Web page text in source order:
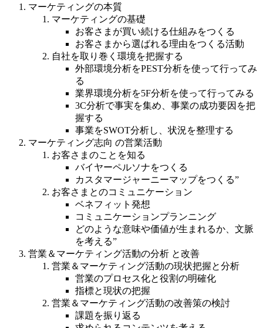
マーケティングの本質
マーケティングの基礎
お客さまが買い続ける仕組みをつくる
お客さまから選ばれる理由をつくる活動
自社を取り巻く環境を把握する
外部環境分析をPEST分析を使って行ってみ
る
業界環境分析を5F分析を使って行ってみる
3C分析で事実を集め、事業の成功要因を把
握する
事業をSWOT分析し、状況を整理する
マーケティング志向 の営業活動
お客さまのことを知る
バイヤーペルソナをつくる
カスタマージャーニーマップをつくる”
お客さまとのコミュニケーション
ベネフィット発想
コミュニケーションプランニング
どのような意味や価値が生まれるか、文脈
を考える”
営業＆マーケティング活動の分析 と改善
営業＆マーケティング活動の現状把握と分析
営業のプロセス化と役割の明確化
指標と現状の把握
営業＆マーケティング活動の改善策の検討
課題を振り返る